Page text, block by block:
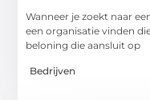
Wanneer je zoekt naar
een organisatie vinden
beloning die aansluit op
Bedrijven